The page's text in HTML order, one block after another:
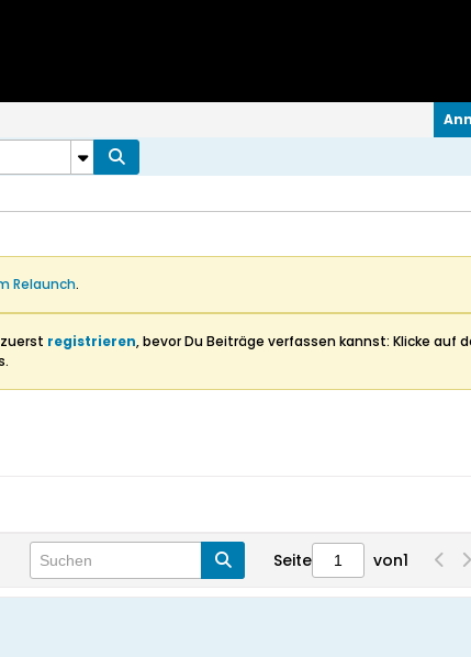
Relaunch.
registrieren, bevor Du Beiträge verfassen kannst: Klicke auf
Seite von1